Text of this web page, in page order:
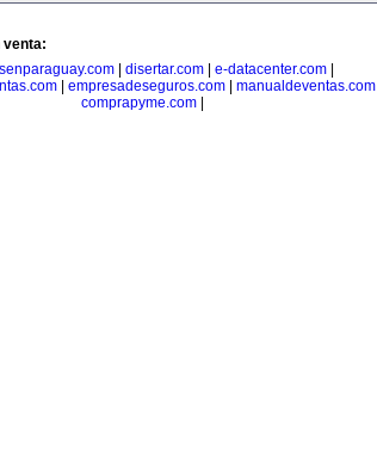
venta:
disertar.com e-datacenter.com
empresadeseguros.com manualdeventas.com
comprapyme.com|